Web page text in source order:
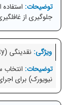
جلوگیری از
نقدینگی (Liquidity)
انتخاب
نیویورک) برای